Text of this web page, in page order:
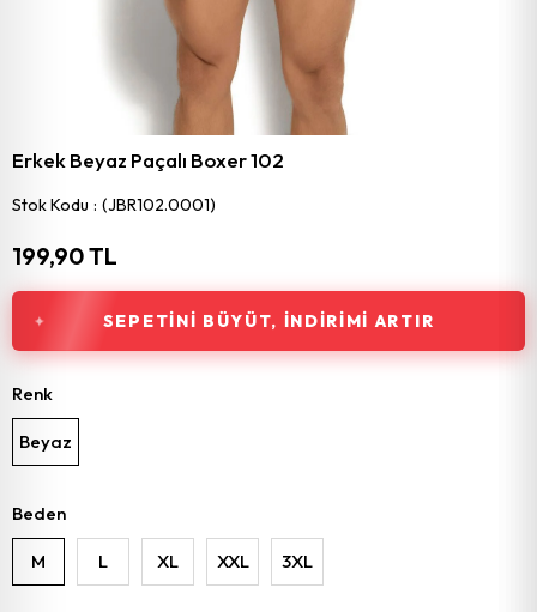
Erkek Beyaz Paçalı Boxer 102
Stok Kodu (JBR102.0001)
199,90 TL
SEPETINI BÜYÜT, İNDIRIMI ARTIR
Renk
Beyaz
Beden
M L XL XXL 3XL